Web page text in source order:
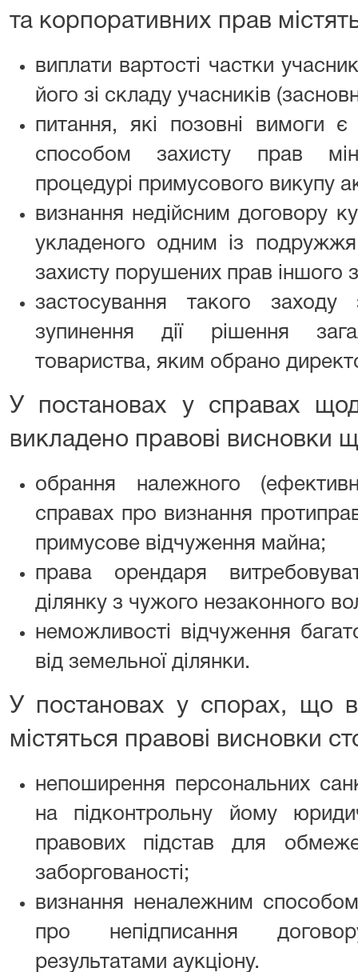
та корпоративних прав
виплати вартості частки
його зі складу учасників
питання, які позовні вимоги
способом захисту прав
процедурі примусового викупу
визнання недійсним договору
укладеного одним із
захисту порушених прав іншого
застосування такого
зупинення дії рішення
товариства, яким обрано
У постановах у справах
викладено правові висновки
обрання належного
справах про визнання
примусове відчуження майна;
права орендаря
ділянку з чужого незаконного
неможливості відчуження
від земельної ділянки.
У постановах у спорах, що
містяться правові висновки
непоширення персональних
на підконтрольну йому
правових підстав для
заборгованості;
визнання неналежним
про непідписання
результатами аукціону.